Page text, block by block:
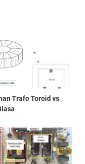
Trafo Toroid vs